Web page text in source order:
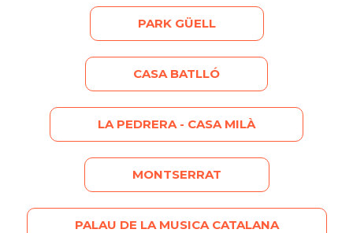
PARK GÜELL
CASA BATLLÓ
LA PEDRERA - CASA MILÀ
MONTSERRAT
PALAU DE LA MUSICA CATALANA